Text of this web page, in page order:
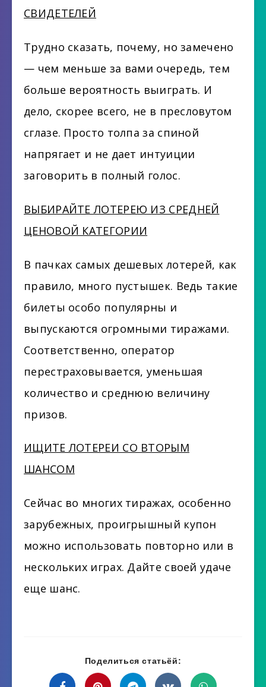
СВИДЕТЕЛЕЙ
Трудно сказать, почему, но замечено
— чем меньше за вами очередь, тем
больше вероятность выиграть. И
дело, скорее всего, не в пресловутом
сглазе. Просто толпа за спиной
напрягает и не дает интуиции
заговорить в полный голос.
ВЫБИРАЙТЕ ЛОТЕРЕЮ ИЗ СРЕДНЕЙ
ЦЕНОВОЙ КАТЕГОРИИ
В пачках самых дешевых лотерей, как
правило, много пустышек. Ведь такие
билеты особо популярны и
выпускаются огромными тиражами.
Соответственно, оператор
перестраховывается, уменьшая
количество и среднюю величину
призов.
ИЩИТЕ ЛОТЕРЕИ СО ВТОРЫМ
ШАНСОМ
Сейчас во многих тиражах, особенно
зарубежных, проигрышный купон
можно использовать повторно или в
нескольких играх. Дайте своей удаче
еще шанс.
Поделиться статьёй: